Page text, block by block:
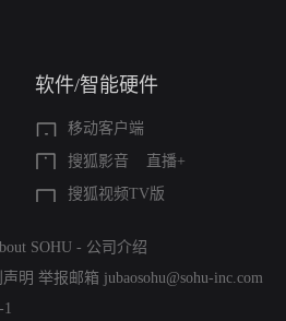
软件/智能硬件
移动客户端
搜狐影音
直播+
搜狐视频TV版
SOHU - 公司介绍
明 举报邮箱 jubaosohu@sohu-inc.com
1